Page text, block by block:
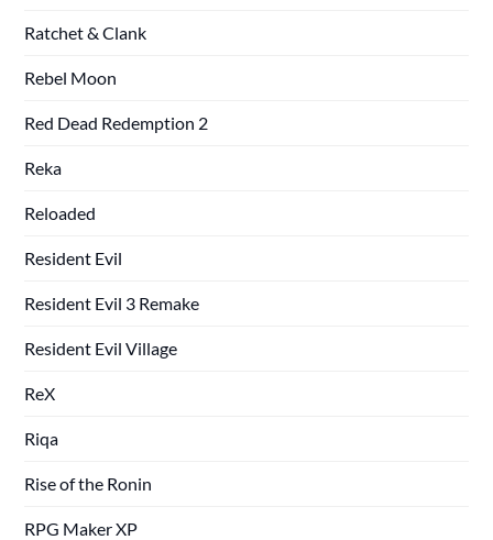
Ratchet & Clank
Rebel Moon
Red Dead Redemption 2
Reka
Reloaded
Resident Evil
Resident Evil 3 Remake
Resident Evil Village
ReX
Riqa
Rise of the Ronin
RPG Maker XP